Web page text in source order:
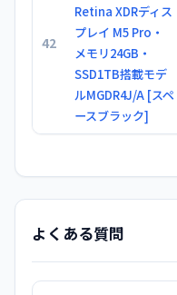
42
Retina XDRディス
プレイ M5 Pro・
メモリ24GB・
SSD1TB搭載モデ
ルMGDR4J/A [スペ
ースブラック]
よくある質問